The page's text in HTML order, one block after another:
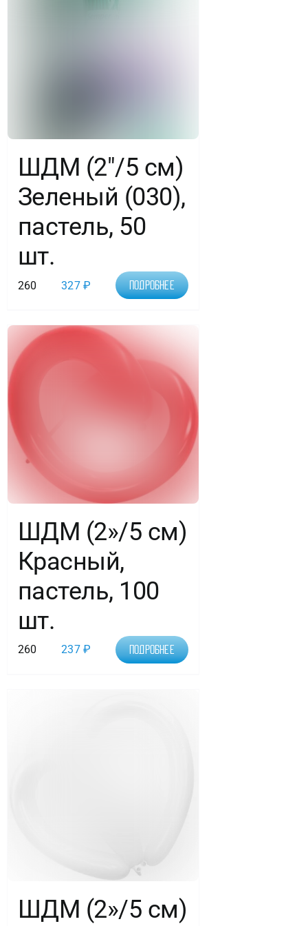
ШДМ (2″/5 см)
Зеленый (030),
пастель, 50
шт.
260 327₽ Подробнее
ШДМ (2»/5 см)
Красный,
пастель, 100
шт.
260 237₽ Подробнее
ШДМ (2»/5 см)